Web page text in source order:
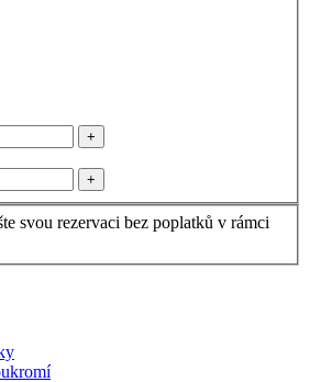
+
+
svou rezervaci bez poplatků v rámci